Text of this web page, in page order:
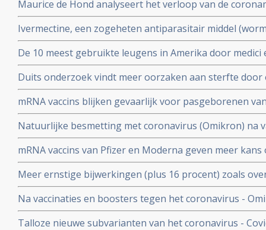
disfunctie, zelfs na een lichte inspanning.
Maurice de Hond analyseert het verloop van de
opeenvolgende artikelen.
Ivermectine, een zogeheten antiparasitair middel
coronavirus - Covid-19 zeer goed te kunnen bestrijden.
studies blijkt zeer grote effectiviteit.
De 10 meest gebruikte leugens in Amerika door
klakkeloos overgenomen rondom het corona virus en
buiten
Duits onderzoek vindt meer oorzaken aan sterfte
hersenen, bloedvaten en hart (myocarditis) bij
overleden net na vaccinatie tegen coronavirus.
mRNA vaccins blijken gevaarlijk voor pasgeborenen
moeders. Minder bloedplasmacellen tast immuniteit
blijkt niet bruikbaar voor stamceltransplantaties.
Natuurlijke besmetting met coronavirus (Omikron) na
bescherming, al zijn er twijfels over bescherming door
varianten van Omikron.
mRNA vaccins van Pfizer en Moderna geven meer
dat ze een ziekenhuisopname voorkomen. Blijkt uit
studiegegevens
Meer ernstige bijwerkingen (plus 16 procent) zoals
invaliditeit deden zich voor tijdens de studies van de
Pfizer in vergelijking met de placebogroep
Na vaccinaties en boosters tegen het coronavirus -
overige oorzaken blijkt uit grafieken bijgehouden en
Herman Steigstra, Anton Theunissen en Maurice de
Talloze nieuwe subvarianten van het coronavirus -